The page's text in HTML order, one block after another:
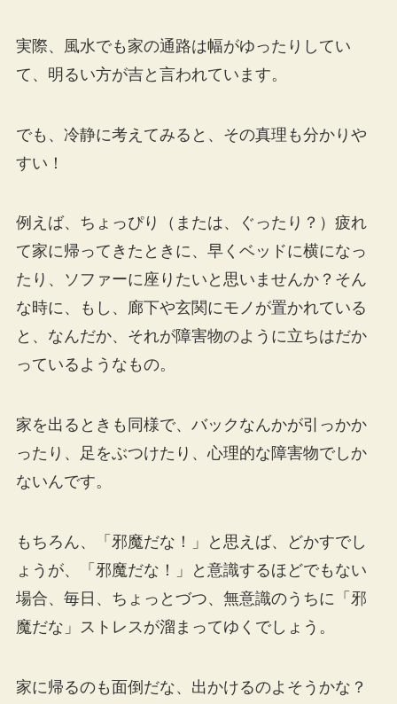
実際、風水でも家の通路は幅がゆったりしてい
て、明るい方が吉と言われています。
でも、冷静に考えてみると、その真理も分かりや
すい！
例えば、ちょっぴり（または、ぐったり？）疲れ
て家に帰ってきたときに、早くベッドに横になっ
たり、ソファーに座りたいと思いませんか？そん
な時に、もし、廊下や玄関にモノが置かれている
と、なんだか、それが障害物のように立ちはだか
っているようなもの。
家を出るときも同様で、バックなんかが引っかか
ったり、足をぶつけたり、心理的な障害物でしか
ないんです。
もちろん、「邪魔だな！」と思えば、どかすでし
ょうが、「邪魔だな！」と意識するほどでもない
場合、毎日、ちょっとづつ、無意識のうちに「邪
魔だな」ストレスが溜まってゆくでしょう。
家に帰るのも面倒だな、出かけるのよそうかな？